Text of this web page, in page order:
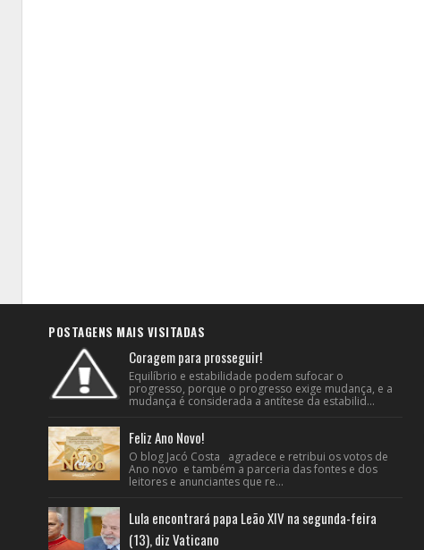
POSTAGENS MAIS VISITADAS
Coragem para prosseguir!
Equilíbrio e estabilidade podem sufocar o
progresso, porque o progresso exige mudança, e a
mudança é considerada a antítese da estabilid...
Feliz Ano Novo!
O blog Jacó Costa agradece e retribui os votos de
Ano novo e também a parceria das fontes e dos
leitores e anunciantes que re...
Lula encontrará papa Leão XIV na segunda-feira
(13), diz Vaticano